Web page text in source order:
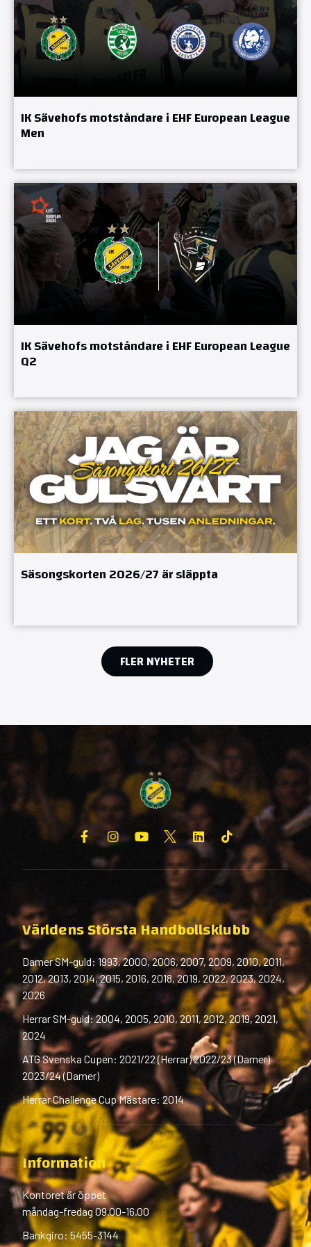
IK Sävehofs motståndare i EHF European League
Men
IK Sävehofs motståndare i EHF European League
Q2
Säsongskorten 2026/27 är släppta
FLER NYHETER
Världens Största Handbollsklubb
Damer SM-guld: 1993, 2000, 2006, 2007, 2009, 2010, 2011,
2012, 2013, 2014, 2015, 2016, 2018, 2019, 2022, 2023, 2024,
2026
Herrar SM-guld: 2004, 2005, 2010, 2011, 2012, 2019, 2021,
2024
ATG Svenska Cupen: 2021/22 (Herrar) 2022/23 (Damer)
2023/24 (Damer)
Herrar Challenge Cup Mästare: 2014
Information
Kontoret är öppet
måndag-fredag 09.00-16.00
Bankgiro: 5455-3144